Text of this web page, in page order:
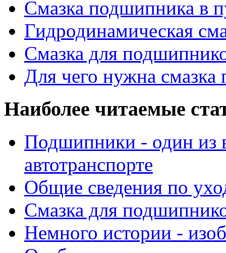
Смазка подшипника в
Гидродинамическая
Смазка для
Для чего нужна
Наиболее читаемые
Подшипники - один из
автотранспорте
Общие сведения по
Смазка для
Немного истории -